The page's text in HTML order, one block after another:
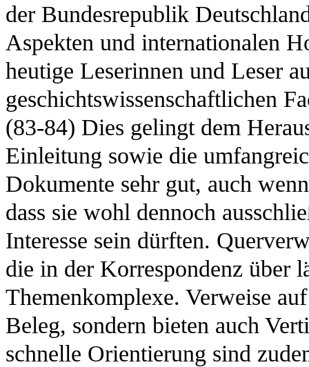
der Bundesrepublik
Aspekten und internationalen
heutige Leserinnen und Leser
geschichtswissenschaftlichen
(83-84) Dies gelingt dem
Einleitung sowie die
Dokumente sehr gut, auch
dass sie wohl dennoch
Interesse sein dürften.
die in der Korrespondenz über
Themenkomplexe. Verweise
Beleg, sondern bieten auch
schnelle Orientierung sind